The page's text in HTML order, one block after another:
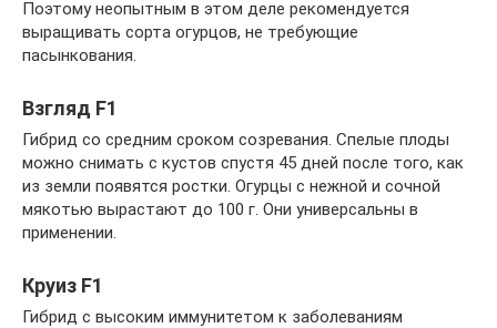
Поэтому неопытным в этом деле рекомендуется
выращивать сорта огурцов, не требующие
пасынкования.
Взгляд F1
Гибрид со средним сроком созревания. Спелые плоды
можно снимать с кустов спустя 45 дней после того, как
из земли появятся ростки. Огурцы с нежной и сочной
мякотью вырастают до 100 г. Они универсальны в
применении.
Круиз F1
Гибрид с высоким иммунитетом к заболеваниям